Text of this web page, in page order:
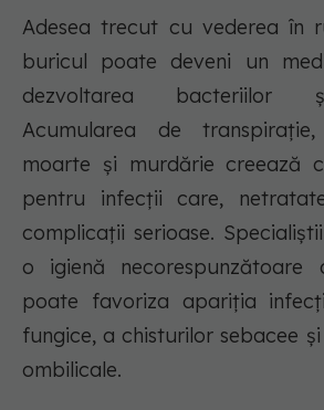
Adesea trecut cu vederea în
buricul poate deveni un
dezvoltarea bacteriilor
Acumularea de
moarte și murdărie creează
pentru infecții care,
complicații serioase.
o igienă necorespunzătoare
poate favoriza apariția
fungice, a chisturilor sebacee
ombilicale.